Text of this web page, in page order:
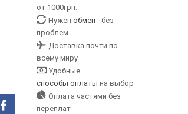
от 1000грн.
Нужен обмен - без
проблем
Доставка почти по
всему миру
Удобные
способы оплаты на выбор
Оплата частями без
переплат